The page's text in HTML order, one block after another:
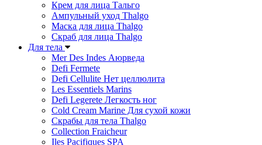
Крем для лица Тальго
Ампульный уход Thalgo
Маска для лица Thalgo
Скраб для лица Thalgo
Для тела
Mer Des Indes Аюрведа
Defi Fermete
Defi Cellulite Нет целлюлита
Les Essentiels Marins
Defi Legerete Легкость ног
Cold Cream Marine Для сухой кожи
Скрабы для тела Thalgo
Collection Fraicheur
Iles Pacifiques SPA